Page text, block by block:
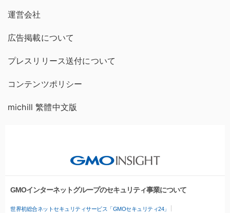
運営会社
広告掲載について
プレスリリース送付について
コンテンツポリシー
michill 繁體中文版
GMOインターネットグループのセキュリティ事業について
世界初総合ネットセキュリティサービス「GMOセキュリティ24」